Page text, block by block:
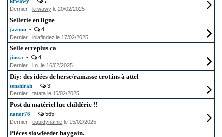
Dernier : krwawy le 20/02/2025
Sellerie en ligne
jazouu -
4
Dernier : lolafindez le 17/02/2025
Selle erreplus ca
jinssa -
4
Dernier : l.o. le 16/02/2025
Diy: des idées de herse/ramasse crottins à attel
tenshirah -
3
Dernier : tatata le 16/02/2025
Post du matériel luc childéric !!
nanor76 -
565
Dernier : equidynamie le 15/02/2025
Pièces slowfeeder haygain.